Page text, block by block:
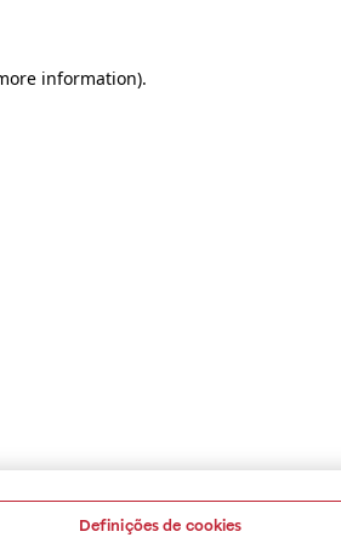
information).
Definições de cookies